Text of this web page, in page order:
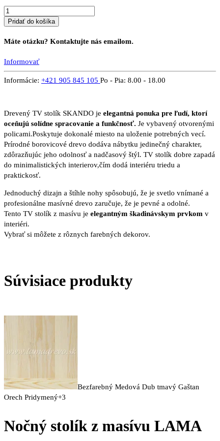
Pridať do košíka
Máte otázku? Kontaktujte nás emailom.
Informovať
Informácie: +421 905 845 105 Po - Pia: 8.00 - 18.00
Drevený TV stolík SKANDO je elegantná ponuka pre ľudí, ktorí
oceňujú solídne spracovanie a funkčnosť. Je vybavený otvorenými
policami.Poskytuje dokonalé miesto na uloženie potrebných vecí.
Prírodné borovicové drevo dodáva nábytku jedinečný charakter,
zdôrazňujúc jeho odolnosť a nadčasový štýl. TV stolík dobre zapadá
do minimalistických interierov,čím dodá interiéru triedu a
praktickosť.
Jednoduchý dizajn a štíhle nohy spôsobujú, že je svetlo vnímané a
profesionálne masívné drevo zaručuje, že je pevné a odolné.
Tento TV stolík z masívu je elegantným škadinávskym prvkom v
interiéri.
Vybrať si môžete z rôznych farebných dekorov.
Súvisiace produkty
Bezfarebný Medová Dub tmavý Gaštan
Orech Pridymený+3
Nočný stolík z masívu LAMA